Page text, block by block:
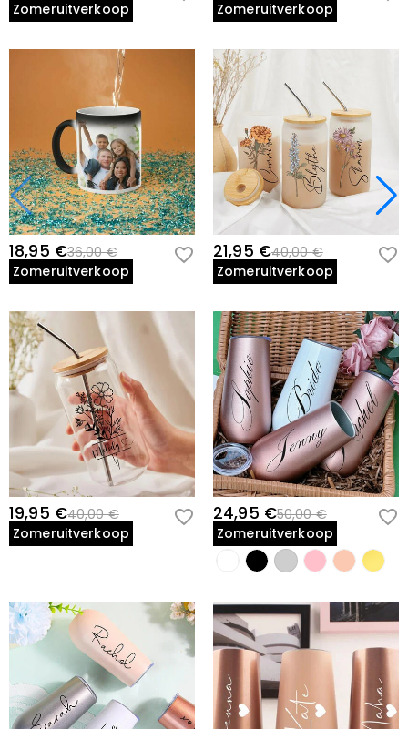
Zomeruitverkoop Zomeruitverkoop
18,95 €36,00 €
Zomeruitverkoop
21,95 €40,00 €
Zomeruitverkoop
19,95 €40,00 €
Zomeruitverkoop
24,95 €50,00 €
Zomeruitverkoop